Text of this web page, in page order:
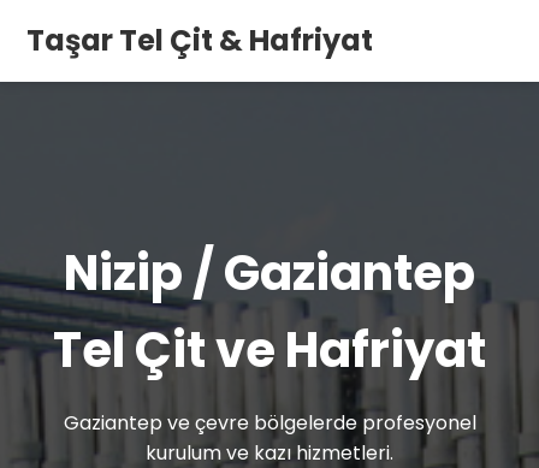
Taşar Tel Çit & Hafriyat
Nizip / Gaziantep
Tel Çit ve Hafriyat
Gaziantep ve çevre bölgelerde profesyonel
kurulum ve kazı hizmetleri.